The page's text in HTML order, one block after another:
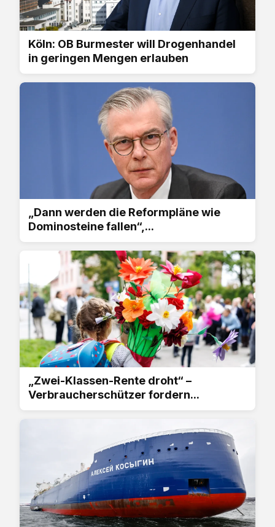
Köln: OB Burmester will Drogenhandel
in geringen Mengen erlauben
„Dann werden die Reformpläne wie
Dominosteine fallen“,...
„Zwei-Klassen-Rente droht“ –
Verbraucherschützer fordern...